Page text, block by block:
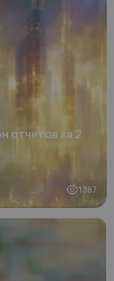
отчетов за 2
1387